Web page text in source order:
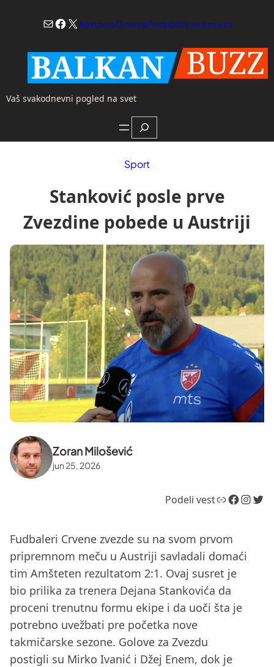
Mail
Facebook
X NaslovnaO namaPretplatite se na vesti
Vaš svakodnevni pogled na svet
Search
Sport
Stanković posle prve
Zvezdine pobede u Austriji
Zoran Milošević
jun 25, 2026
Podeli vestLink Facebook InstagramTwitter
Fudbaleri Crvene zvezde su na svom prvom
pripremnom meču u Austriji savladali domaći
tim Amšteten rezultatom 2:1. Ovaj susret je
bio prilika za trenera Dejana Stankovića da
proceni trenutnu formu ekipe i da uoči šta je
potrebno uvežbati pre početka nove
takmičarske sezone. Golove za Zvezdu
postigli su Mirko Ivanić i Džej Enem, dok je